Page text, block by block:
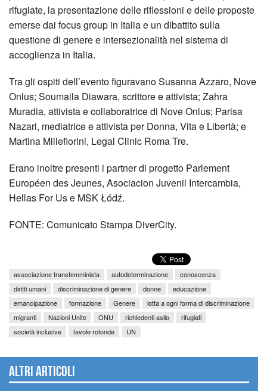
rifugiate, la presentazione delle riflessioni e delle proposte
emerse dai focus group in Italia e un dibattito sulla
questione di genere e intersezionalità nel sistema di
accoglienza in Italia.
Tra gli ospiti dell’evento figuravano Susanna Azzaro, Nove
Onlus; Soumaila Diawara, scrittore e attivista; Zahra
Muradia, attivista e collaboratrice di Nove Onlus; Parisa
Nazari, mediatrice e attivista per Donna, Vita e Libertà; e
Martina Millefiorini, Legal Clinic Roma Tre.
Erano inoltre presenti i partner di progetto Parlement
Européen des Jeunes, Asociacion Juvenil Intercambia,
Hellas For Us e MSK Łódź.
FONTE: Comunicato Stampa DiverCity.
associazione transfemminista autodeterminazione
conoscenza
diritti umani
discriminazione di genere donne
educazione
emancipazione
formazione Genere
lotta a ogni forma di discriminazione
migranti
Nazioni Unite ONU richiedenti asilo
rifugiati
società inclusive
tavole rotonde UN
Altri articoli